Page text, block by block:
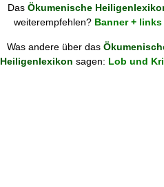
Das Ökumenische
weiterempfehlen? Banner + links
Was andere über das
Heiligenlexikon sagen: Lob und